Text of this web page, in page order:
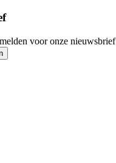
voor onze nieuwsbrief